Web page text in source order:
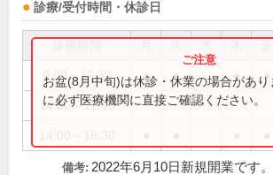
診療/受付時間・休診日
9:00～12:30 ● ● ● ●
14:00～17:00
お盆(8月中旬)は休診・休業の場合があ
に必ず医療機関に直接ご確認ください。
備考: 2022年6月10日新規開業です。